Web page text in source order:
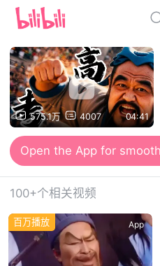
575.1万 4007 04:41
100+个相关视频
百万播放 App